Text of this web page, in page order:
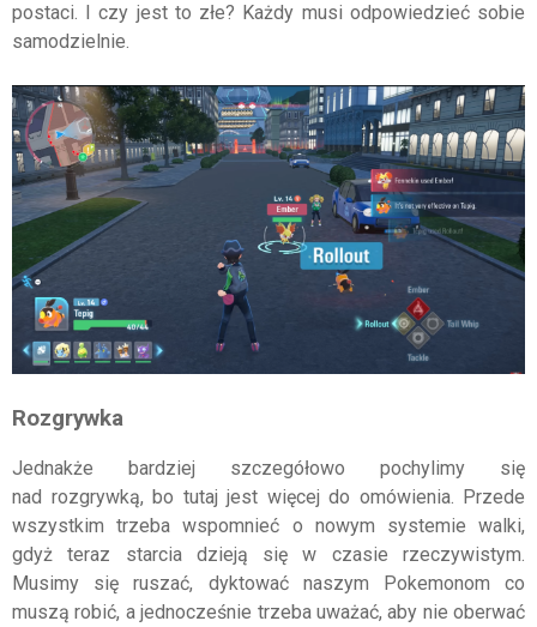
postaci. I czy jest to złe? Każdy musi odpowiedzieć sobie
samodzielnie.
Rozgrywka
Jednakże bardziej szczegółowo pochylimy się
nad rozgrywką, bo tutaj jest więcej do omówienia. Przede
wszystkim trzeba wspomnieć o nowym systemie walki,
gdyż teraz starcia dzieją się w czasie rzeczywistym.
Musimy się ruszać, dyktować naszym Pokemonom co
muszą robić, a jednocześnie trzeba uważać, aby nie oberwać